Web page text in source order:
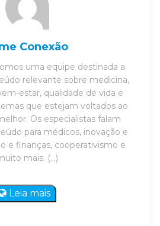
Conexão
uma equipe destinada a
relevante sobre medicina,
estar, qualidade de vida e
que estejam voltados ao
Os especialistas falam
para médicos, inovação e
e finanças, cooperativismo e
mais. (...)
Leia mais